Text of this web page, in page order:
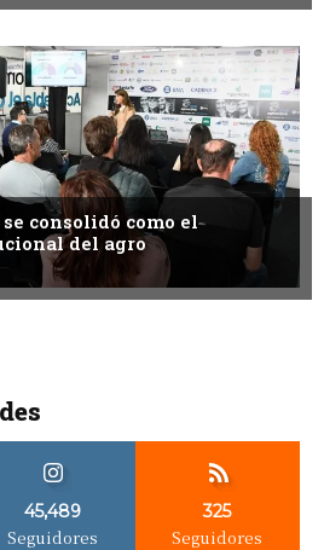
consolidó como el
del agro
45,489
Seguidores
325
Seguidores